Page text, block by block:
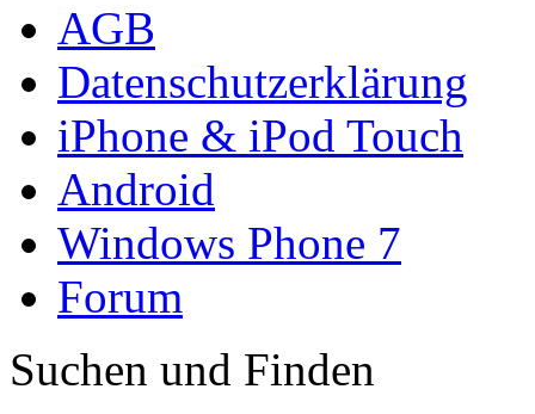
AGB
Datenschutzerklärung
iPhone & iPod Touch
Android
Windows Phone 7
Forum
Suchen und Finden